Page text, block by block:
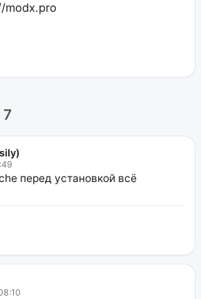
modx.pro
7
перед установкой всё